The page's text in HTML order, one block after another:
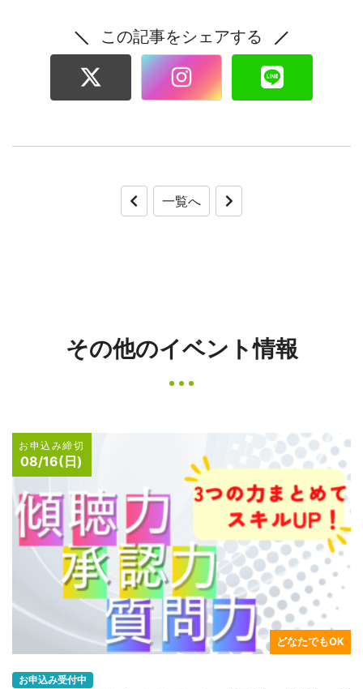
この記事をシェアする
一覧へ
その他のイベント情報
お申込み締切
08/16(日)
どなたでもOK
お申込み受付中